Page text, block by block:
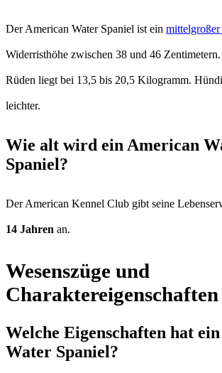
Der American Water Spaniel ist ein
Widerristhöhe zwischen 38 und 46
Rüden liegt bei 13,5 bis 20,5 Kilogramm.
leichter.
Wie alt wird ein American
Spaniel?
Der American Kennel Club gibt seine
14 Jahren an.
Wesenszüge und
Charaktereigenschaften
Welche Eigenschaften hat
Water Spaniel?